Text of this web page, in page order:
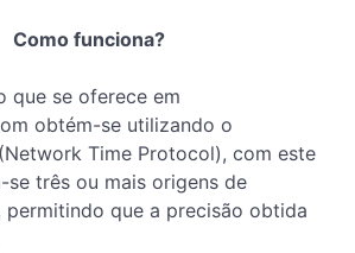
Como funciona?
que se oferece em
obtém-se utilizando o
Time Protocol), com este
três ou mais origens de
permitindo que a precisão obtida